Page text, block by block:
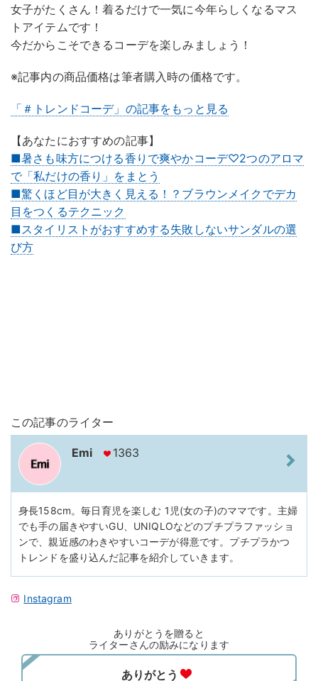
女子がたくさん！着るだけで一気に今年らしくなるマス
トアイテムです！
今だからこそできるコーデを楽しみましょう！
※記事内の商品価格は筆者購入時の価格です。
「＃トレンドコーデ」の記事をもっと見る
【あなたにおすすめの記事】
■暑さも味方につける香りで爽やかコーデ♡2つのアロマ
で「私だけの香り」をまとう
■驚くほど目が大きく見える！？ブラウンメイクでデカ
目をつくるテクニック
■スタイリストがおすすめする失敗しないサンダルの選
び方
この記事のライター
Emi 1363
身長158cm。毎日育児を楽しむ 1児(女の子)のママです。主婦
でも手の届きやすいGU、UNIQLOなどのプチプラファッショ
ンで、親近感のわきやすいコーデが得意です。プチプラかつ
トレンドを盛り込んだ記事を紹介していきます。
Instagram
ありがとうを贈ると
ライターさんの励みになります